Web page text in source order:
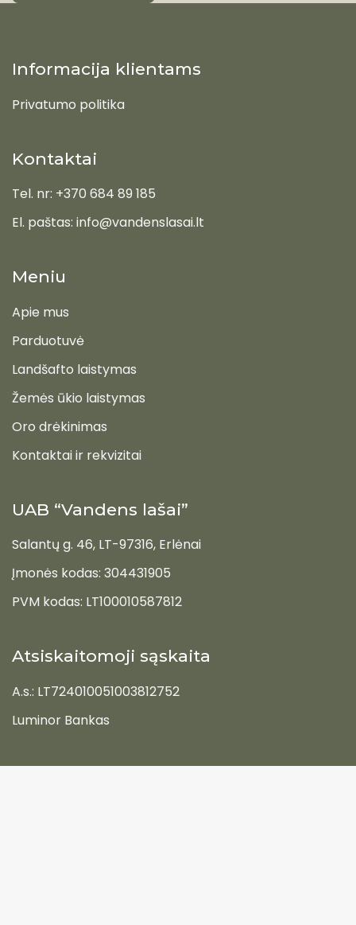
UAB “Vandens lašai”
Salantų g. 46, LT-97316, Erlėnai
Įmonės kodas: 304431905
PVM kodas: LT100010587812
Atsiskaitomoji sąskaita
A.s.: LT724010051003812752
Luminor Bankas
Meniu
Apie mus
Parduotuvė
Landšafto laistymas
Žemės ūkio laistymas
Oro drėkinimas
Kontaktai ir rekvizitai
Kontaktai
Tel. nr: +370 684 89 185
El. paštas: info@vandenslasai.lt
Informacija klientams
Privatumo politika